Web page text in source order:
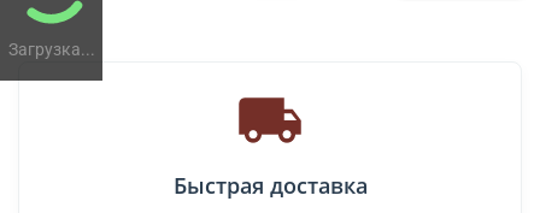
Загрузка...
Быстрая доставка